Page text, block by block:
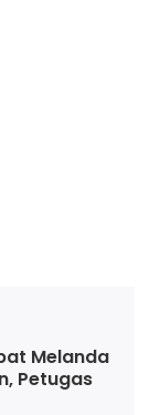
Melanda
Petugas